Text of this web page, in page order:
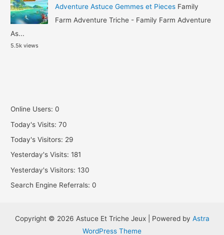
Adventure Astuce Gemmes et Pieces Family
Farm Adventure Triche - Family Farm Adventure
As...
5.5k views
Online Users:0
Today's Visits:70
Today's Visitors: 29
Yesterday's Visits:181
Yesterday's Visitors:130
Search Engine Referrals:0
Copyright © 2026 Astuce Et Triche Jeux | Powered by Astra
WordPress Theme